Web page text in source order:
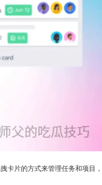
卡片的方式来管理任务和项目，